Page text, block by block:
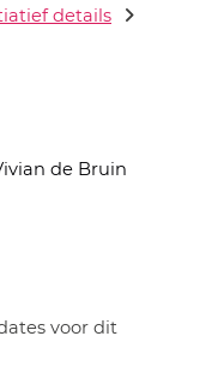
details
de Bruin
voor dit